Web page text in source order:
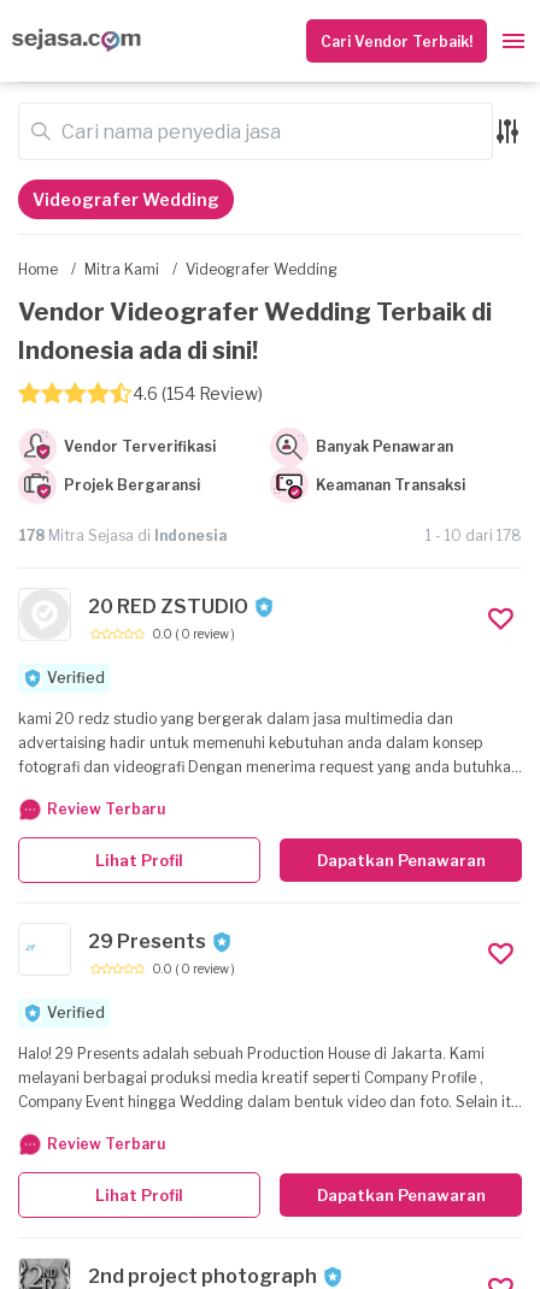
Cari Vendor Terbaik!
Home / Mitra Kami / Videografer Wedding
Vendor Videografer Wedding Terbaik di
Indonesia ada di sini!
4.6 (154 Review)
Vendor Terverifikasi Banyak Penawaran
Projek Bergaransi Keamanan Transaksi
178 Mitra Sejasa di Indonesia 1 - 10 dari 178
Videografer Wedding
20 RED ZSTUDIO
0.0 ( 0 review )
Verified
kami 20 redz studio yang bergerak dalam jasa multimedia dan
advertaising hadir untuk memenuhi kebutuhan anda dalam konsep
fotografi dan videografi Dengan menerima request yang anda butuhkan
Review Terbaru
Dapatkan Penawaran
Lihat Profil
29 Presents
0.0 ( 0 review )
Verified
Halo! 29 Presents adalah sebuah Production House di Jakarta. Kami
melayani berbagai produksi media kreatif seperti Company Profile ,
Company Event hingga Wedding dalam bentuk video dan foto. Selain itu
jasa dekorasi untuk memperdalam suasana dan momen indah yang
diimpikan pada suatu kegiatan. Dengan setiap layanan ini, kami dapat
membantu anda untuk mengabadikan setiap momen terbaik.
Review Terbaru
Dapatkan Penawaran
Lihat Profil
2nd project photograph